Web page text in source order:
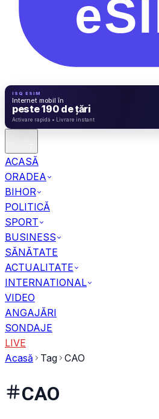
ISQ ESIM
Internet mobil în
peste 190 de țări
ACASĂ
ORADEA
BIHOR
POLITICĂ
SPORT
BUSINESS
SĂNĂTATE
ACTUALITATE
INTERNATIONAL
VIDEO
ANGAJĂRI
SONDAJE
LIVE
Acasă
Tag CAO
CAO